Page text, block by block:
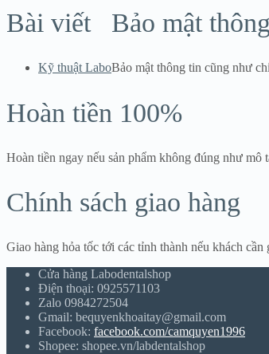
Bài viết
Kỹ thuật Labo
Bảo mật
Bảo mật thông tin cũng như
Hoàn tiền 100%
Hoàn tiền ngay nếu sản phẩm không đúng như mô
Chính sách giao hàng
Giao hàng hỏa tốc tới các tỉnh thành nếu khách cần
Cửa hàng Labodentalshop
Điện thoại: 0925571103
Zalo 0984272504
Gmail: bequyenkhoaitay@gmail.com
Facebook: facebook.com/camquyen1996
Shopee: shopee.vn/labdentalshop